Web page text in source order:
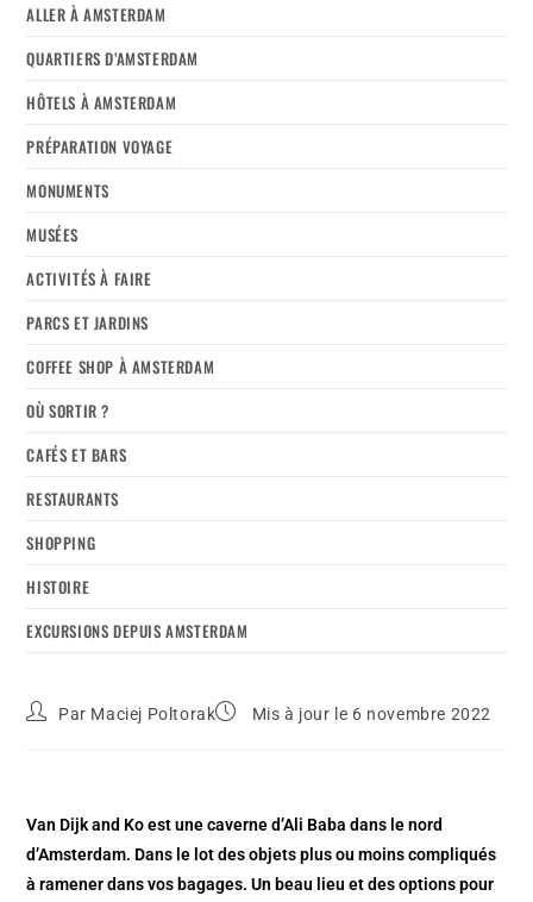
ALLER À AMSTERDAM
QUARTIERS D’AMSTERDAM
HÔTELS À AMSTERDAM
PRÉPARATION VOYAGE
MONUMENTS
MUSÉES
ACTIVITÉS À FAIRE
PARCS ET JARDINS
COFFEE SHOP À AMSTERDAM
OÙ SORTIR ?
CAFÉS ET BARS
RESTAURANTS
SHOPPING
HISTOIRE
EXCURSIONS DEPUIS AMSTERDAM
Par Maciej Poltorak Mis à jour le 6 novembre 2022
Van Dijk and Ko est une caverne d’Ali Baba dans le nord
d’Amsterdam. Dans le lot des objets plus ou moins compliqués
à ramener dans vos bagages. Un beau lieu et des options pour